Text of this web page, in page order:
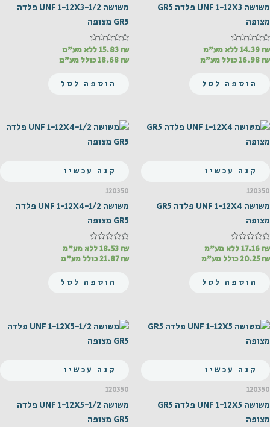
משושה UNF 1-12X3 פלדה GR5
מצופה
דורג
מתוך
14.39 ₪
ללא מע"מ
16.98 ₪ כולל מע"מ
הוספה לסל
משושה UNF 1-12X3-1/2 פלדה
GR5 מצופה
דורג
מתוך
15.83 ₪
ללא מע"מ
18.68 ₪ כולל מע"מ
הוספה לסל
קנה עכשיו
120350
משושה UNF 1-12X4 פלדה GR5
מצופה
דורג
מתוך
17.16 ₪
ללא מע"מ
20.25₪ כולל מע"מ
הוספה לסל
קנה עכשיו
120350
משושה UNF 1-12X4-1/2 פלדה
GR5 מצופה
דורג
מתוך
18.53 ₪
ללא מע"מ
21.87₪ כולל מע"מ
הוספה לסל
קנה עכשיו
120350
משושה UNF 1-12X5 פלדה GR5
מצופה
קנה עכשיו
120350
משושה UNF 1-12X5-1/2 פלדה
GR5 מצופה